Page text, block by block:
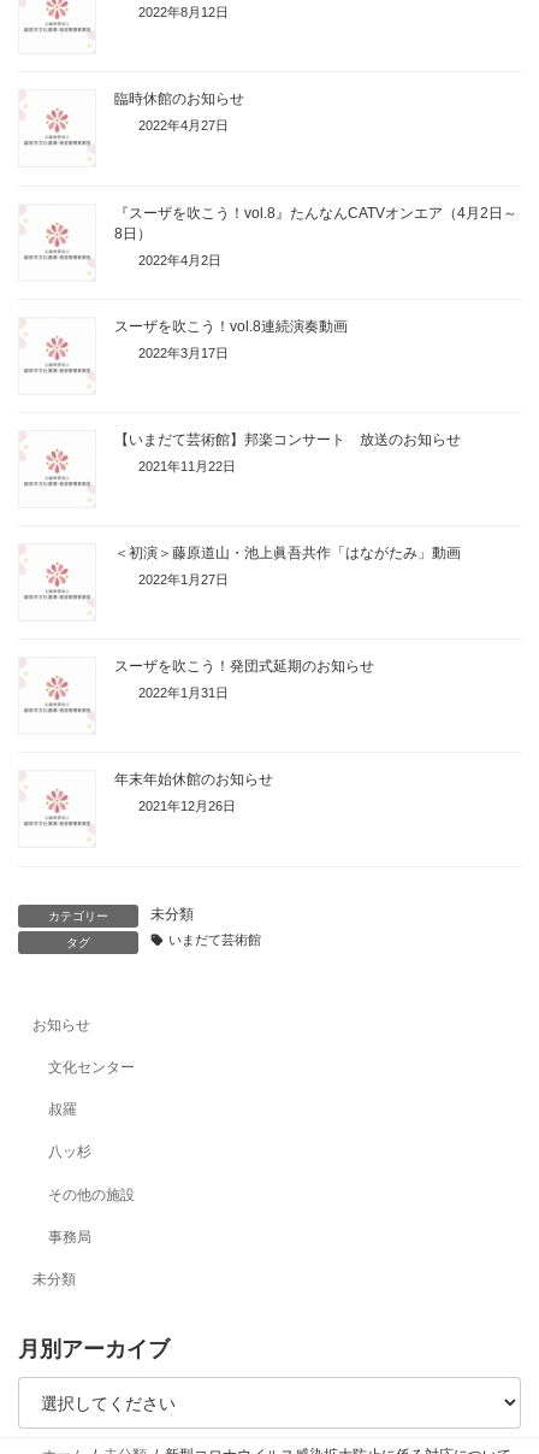
2022年8月12日
臨時休館のお知らせ
2022年4月27日
『スーザを吹こう！vol.8』たんなんCATVオンエア（4月2日～
8日）
2022年4月2日
スーザを吹こう！vol.8連続演奏動画
2022年3月17日
【いまだて芸術館】邦楽コンサート 放送のお知らせ
2021年11月22日
＜初演＞藤原道山・池上眞吾共作「はながたみ」動画
2022年1月27日
スーザを吹こう！発団式延期のお知らせ
2022年1月31日
年末年始休館のお知らせ
2021年12月26日
カテゴリー 未分類
タグ いまだて芸術館
お知らせ
文化センター
叔羅
八ッ杉
その他の施設
事務局
未分類
月別アーカイブ